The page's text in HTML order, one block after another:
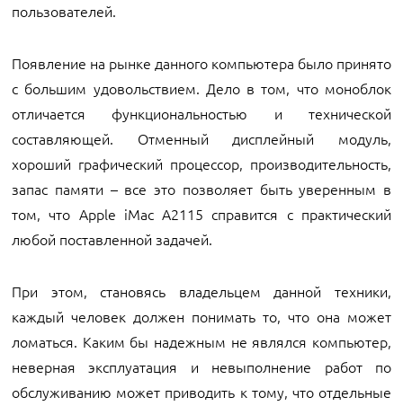
пользователей.
Появление на рынке данного компьютера было принято
с большим удовольствием. Дело в том, что моноблок
отличается функциональностью и технической
составляющей. Отменный дисплейный модуль,
хороший графический процессор, производительность,
запас памяти – все это позволяет быть уверенным в
том, что Apple iMac A2115 справится с практический
любой поставленной задачей.
При этом, становясь владельцем данной техники,
каждый человек должен понимать то, что она может
ломаться. Каким бы надежным не являлся компьютер,
неверная эксплуатация и невыполнение работ по
обслуживанию может приводить к тому, что отдельные